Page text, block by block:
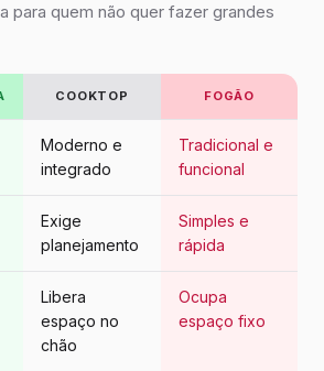
para quem não quer fazer grandes
COOKTOP FOGÃO
Moderno e
integrado
Tradicional e
funcional
Exige
planejamento
Simples e
rápida
Libera
espaço no
chão
Ocupa
espaço fixo